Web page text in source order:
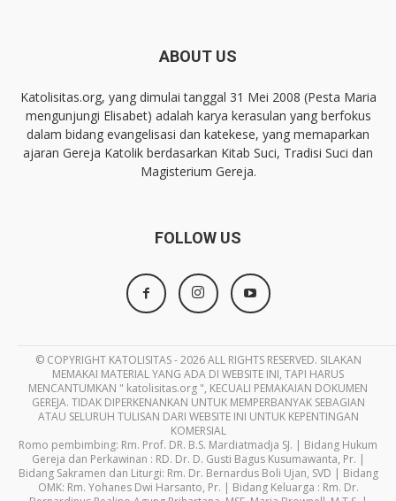
ABOUT US
Katolisitas.org, yang dimulai tanggal 31 Mei 2008 (Pesta Maria
mengunjungi Elisabet) adalah karya kerasulan yang berfokus
dalam bidang evangelisasi dan katekese, yang memaparkan
ajaran Gereja Katolik berdasarkan Kitab Suci, Tradisi Suci dan
Magisterium Gereja.
FOLLOW US
© COPYRIGHT KATOLISITAS - 2026 ALL RIGHTS RESERVED. SILAKAN
MEMAKAI MATERIAL YANG ADA DI WEBSITE INI, TAPI HARUS
MENCANTUMKAN " katolisitas.org ", KECUALI PEMAKAIAN DOKUMEN
GEREJA. TIDAK DIPERKENANKAN UNTUK MEMPERBANYAK SEBAGIAN
ATAU SELURUH TULISAN DARI WEBSITE INI UNTUK KEPENTINGAN
KOMERSIAL
Romo pembimbing: Rm. Prof. DR. B.S. Mardiatmadja SJ. | Bidang Hukum
Gereja dan Perkawinan : RD. Dr. D. Gusti Bagus Kusumawanta, Pr. |
Bidang Sakramen dan Liturgi: Rm. Dr. Bernardus Boli Ujan, SVD | Bidang
OMK: Rm. Yohanes Dwi Harsanto, Pr. | Bidang Keluarga : Rm. Dr.